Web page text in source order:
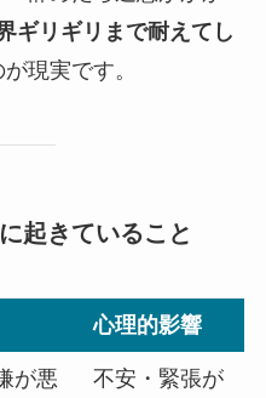
ギリギリまで耐えてし
が現実です。
起きていること
心理的影響
が悪
不安・緊張が